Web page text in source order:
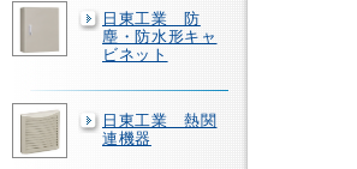
日東工業 防
塵・防水形キャ
ビネット
日東工業 熱関
連機器